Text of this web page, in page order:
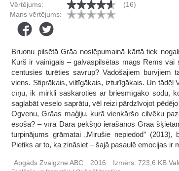
Vērtējums:
(16)
Mans vērtējums:
Bruonu pilsētā Grāa noslēpumainā kārtā tiek
Kurš ir vainīgais – galvaspilsētas mags Rems
centusies turēties savrup? Vadošajiem
viens. Stiprākais, viltīgākais, izturīgākais. Un tādēļ
cīņu, ik mirkli saskaroties ar briesmīgāko sodu,
saglabāt veselo saprātu, vēl reizi pārdzīvojot
Ogvenu, Grāas maģiju, kurā vienkāršo cilvēku
esošā? – vīra Dāra pēkšņo ierašanos Grāā
turpinājums grāmatai „Mirušie nepiedod”
Pietiks ar to, ka zināsiet – šajā pasaulē emocijas ir
Apgāds Zvaigzne ABC 2016 Izmērs: 723,6 KB